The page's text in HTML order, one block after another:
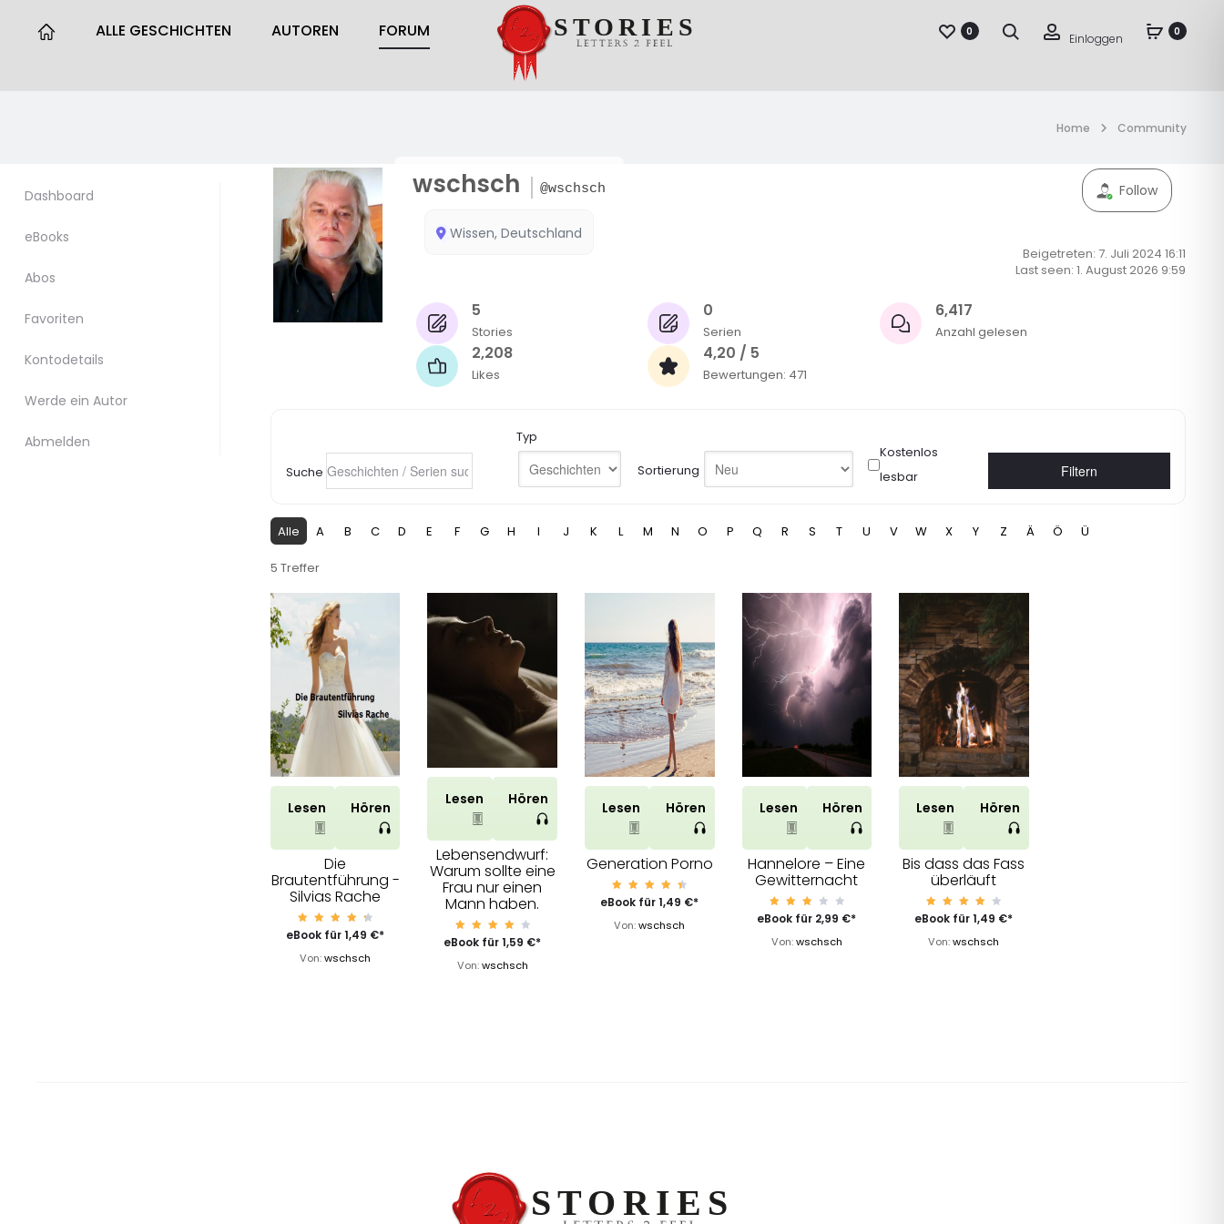
ALLE GESCHICHTEN AUTOREN FORUM 0 Suche Account
Einloggen 0
Home Community
Dashboard
eBooks
Abos
Favoriten
Kontodetails
Werde ein Autor
Abmelden
wschsch @wschsch
Wissen, Deutschland
Beigetreten: 7. Juli 2024 16:11
Last seen: 1. August 2026 9:59
Follow
5
Stories
0
Serien
6,417
Anzahl gelesen
2,208
Likes
4,20 / 5
Bewertungen: 471
Suche
Typ
Sortierung
Kostenlos
lesbar
Filtern
Alle A B C D E F G H I J K L M N O P Q R S T U V W X Y Z Ä Ö Ü
5 Treffer
Lesen Hören
Die
Brautentführung -
Silvias Rache
Bewert
et mit
von 5
eBook für1,49 €*
Von:wschsch
Lesen Hören
Lebensendwurf:
Warum sollte eine
Frau nur einen
Mann haben.
Bewert
et mit
von 5
eBook für1,59 €*
Von:wschsch
Lesen Hören
Generation Porno
Bewert
et mit
von 5
eBook für1,49 €*
Von:wschsch
Lesen Hören
Hannelore – Eine
Gewitternacht
Bewe
rtet
3.11
eBook für 2,99 €*
Von:wschsch
Lesen Hören
Bis dass das Fass
überläuft
Bewer
tet
4.03
eBook für1,49 €*
Von:wschsch